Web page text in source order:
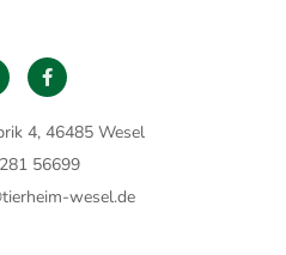
4, 46485 Wesel
56699
wesel.de